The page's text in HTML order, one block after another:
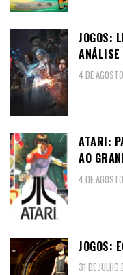
JOGOS:
ANÁLISE
4 DE
ATARI:
AO
4 DE
JOGOS:
31 DE